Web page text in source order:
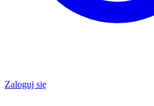
Zaloguj się